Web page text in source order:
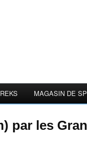
MAGASIN DE
par les